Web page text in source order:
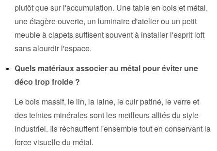
plutôt que sur l'accumulation. Une table en bois et métal,
une étagère ouverte, un luminaire d'atelier ou un petit
meuble à clapets suffisent souvent à installer l'esprit loft
sans alourdir l'espace.
Quels matériaux associer au métal pour éviter une
déco trop froide ?
Le bois massif, le lin, la laine, le cuir patiné, le verre et
des teintes minérales sont les meilleurs alliés du style
industriel. Ils réchauffent l'ensemble tout en conservant la
force visuelle du métal.